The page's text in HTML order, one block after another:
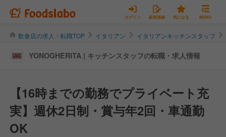
ログイン 新規登録 気になる MENU
飲食店の求人・転職TOP イタリアン イタリアンキッチンスタッフ
YONOGHERITA | キッチンスタッフの転職・求人情報
【16時までの勤務でプライベート充
実】週休2日制・賞与年2回・車通勤
OK